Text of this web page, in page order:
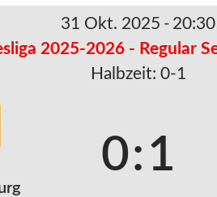
31 Okt. 2025 - 20:30
2025-2026 - Regular
Halbzeit: 0-1
0:1